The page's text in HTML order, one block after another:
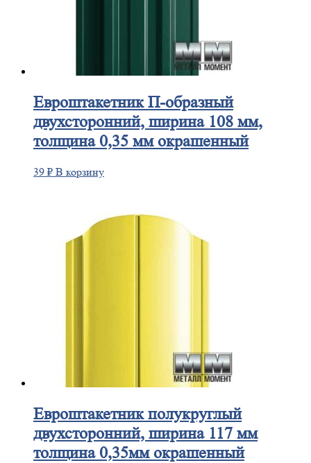
ЕвроштакетникП-образный
двухсторонний, ширина 108 мм,
толщина 0,35 мм окрашенный
39 ₽ В корзину
Евроштакетникполукруглый
двухсторонний, ширина 117 мм
толщина 0,35мм окрашенный